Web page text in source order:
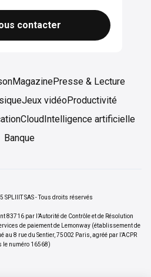
contacter
MagazinePresse & Lecture
Jeux vidéoProductivité
Cloud Intelligence artificielle
Banque
SPLIIIT SAS - Tous droits réservés
par l’Autorité de Contrôle et de Résolution
de paiement de Lemonway (établissement de
8 rue du Sentier, 75002 Paris, agréé par l’ACPR
le numéro 16568)